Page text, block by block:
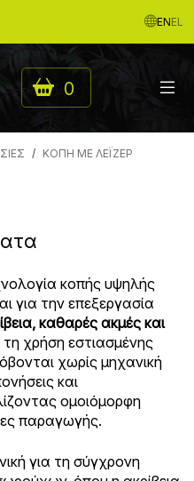
ENEL
0
ΚΟΠΉ ΜΕ ΛΈΙΖΕΡ
κοπής υψηλής
για την επεξεργασία
καθαρές ακμές και
χρήση εστιασμένης
χωρίς μηχανική
και
ομοιόμορφη
παραγωγής.
για τη σύγχρονη